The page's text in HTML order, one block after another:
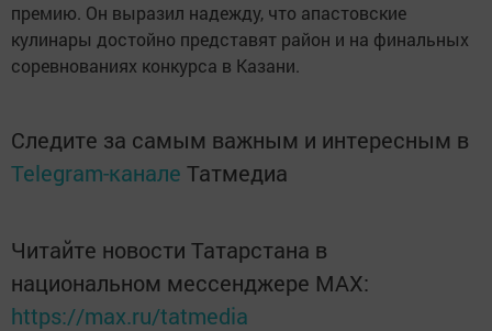
премию. Он выразил надежду, что апастовские
кулинары достойно представят район и на финальных
соревнованиях конкурса в Казани.
Следите за самым важным и интересным в
Telegram-канале Татмедиа
Читайте новости Татарстана в
национальном мессенджере MАХ:
https://max.ru/tatmedia